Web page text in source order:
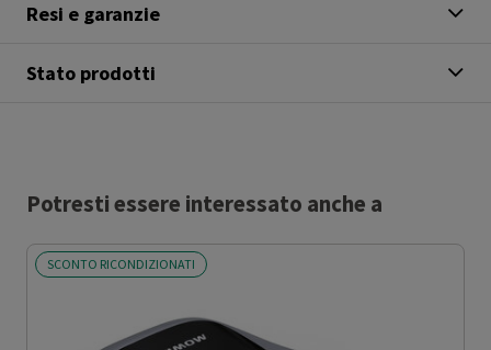
Resi e garanzie
Stato prodotti
Potresti essere interessato anche a
SCONTO RICONDIZIONATI